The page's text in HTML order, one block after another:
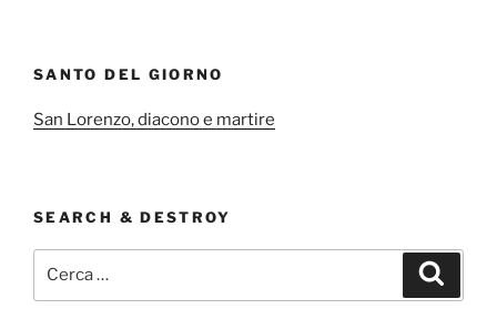
SANTO DEL GIORNO
San Lorenzo, diacono e martire
SEARCH & DESTROY